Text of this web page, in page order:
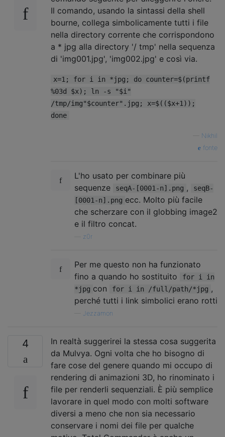
Il comando, usando la sintassi della shell
bourne, collega simbolicamente tutti i file
nella directory corrente che corrispondono
a * jpg alla directory '/ tmp' nella sequenza
di 'img001.jpg', 'img002.jpg' e così via.
x=1; for i in *jpg; do counter=$(printf
%03d $x); ln -s "$i"
/tmp/img"$counter".jpg; x=$(($x+1));
done
Nikhil
fonte
L'ho usato per combinare più
sequenze
seqA-[0001-n].png ,
seqB-
[0001-n].png ecc. Molto più facile
che scherzare con il globbing image2
e il filtro concat.
z0r
Per me questo non ha funzionato
fino a quando ho sostituito
for i in
*jpg con for i in /full/path/*jpg ,
perché tutti i link simbolici erano rotti
Jezzamon
4
In realtà suggerirei la stessa cosa suggerita
da Mulvya. Ogni volta che ho bisogno di
fare cose del genere quando mi occupo di
rendering di animazioni 3D, ho rinominato i
file per renderli sequenziali. È più semplice
lavorare in quel modo con molti software
diversi a meno che non sia necessario
conservare i nomi dei file per qualche